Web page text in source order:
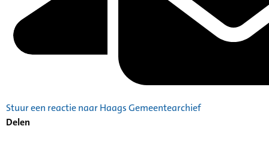
Stuur een reactie naar Haags Gemeentearchief
Delen